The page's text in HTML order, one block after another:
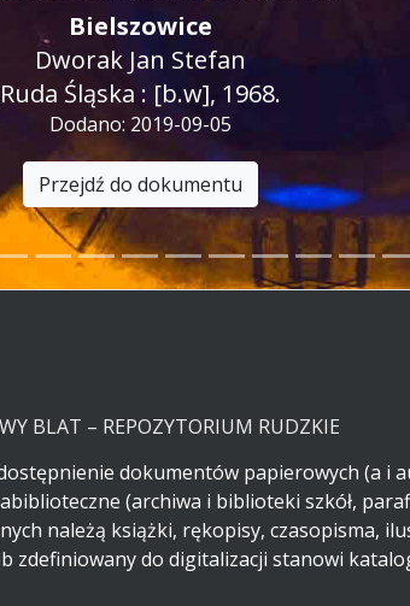
Bielszowice
Dworak Jan Stefan
Ruda Śląska : [b.w], 1968.
Dodano: 2019-09-05
Przejdź do dokumentu
BLAT – REPOZYTORIUM RUDZKIE
dokumentów papierowych (a i
(archiwa i biblioteki szkół,
należą książki, rękopisy, czasopisma,
do digitalizacji stanowi